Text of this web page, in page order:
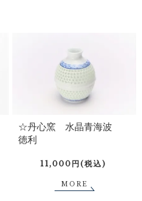
☆丹心窯 水晶青海波
徳利
11,000円(税込)
MORE